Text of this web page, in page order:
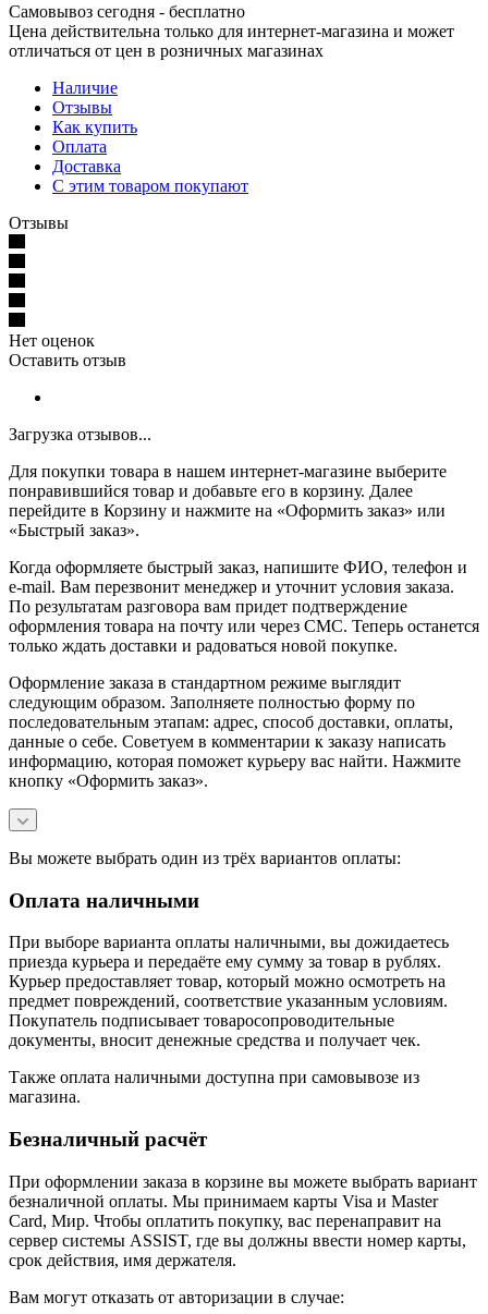
Самовывоз сегодня - бесплатно
Цена действительна только для интернет-магазина и может
отличаться от цен в розничных магазинах
Наличие
Отзывы
Как купить
Оплата
Доставка
С этим товаром покупают
Отзывы
Нет оценок
Оставить отзыв
Загрузка отзывов...
Для покупки товара в нашем интернет-магазине выберите
понравившийся товар и добавьте его в корзину. Далее
перейдите в Корзину и нажмите на «Оформить заказ» или
«Быстрый заказ».
Когда оформляете быстрый заказ, напишите ФИО, телефон и
e-mail. Вам перезвонит менеджер и уточнит условия заказа.
По результатам разговора вам придет подтверждение
оформления товара на почту или через СМС. Теперь останется
только ждать доставки и радоваться новой покупке.
Оформление заказа в стандартном режиме выглядит
следующим образом. Заполняете полностью форму по
последовательным этапам: адрес, способ доставки, оплаты,
данные о себе. Советуем в комментарии к заказу написать
информацию, которая поможет курьеру вас найти. Нажмите
кнопку «Оформить заказ».
Вы можете выбрать один из трёх вариантов оплаты:
Оплата наличными
При выборе варианта оплаты наличными, вы дожидаетесь
приезда курьера и передаёте ему сумму за товар в рублях.
Курьер предоставляет товар, который можно осмотреть на
предмет повреждений, соответствие указанным условиям.
Покупатель подписывает товаросопроводительные
документы, вносит денежные средства и получает чек.
Также оплата наличными доступна при самовывозе из
магазина.
Безналичный расчёт
При оформлении заказа в корзине вы можете выбрать вариант
безналичной оплаты. Мы принимаем карты Visa и Master
Card, Мир. Чтобы оплатить покупку, вас перенаправит на
сервер системы ASSIST, где вы должны ввести номер карты,
срок действия, имя держателя.
Вам могут отказать от авторизации в случае: